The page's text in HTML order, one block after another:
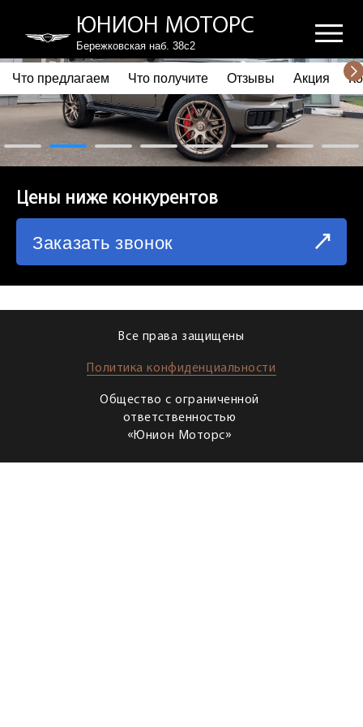
ЮНИОН МОТОРС
Бережковская наб. 38с2
ПОЧЕМУ ВЫБИРАЮТ НАС
ЧТО ПРЕДЛАГАЕМ
ЧТО ПОЛУЧИТЕ
СХЕМА ПРОЕЗДА
Что предлагаем Что получите Отзывы Акция
Цены ниже конкурентов
Заказать звонок
Все права защищены
Политика конфиденциальности
Общество с ограниченной
ответственностью
«Юнион Моторс»